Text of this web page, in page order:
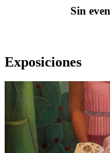
Sin
Exposiciones